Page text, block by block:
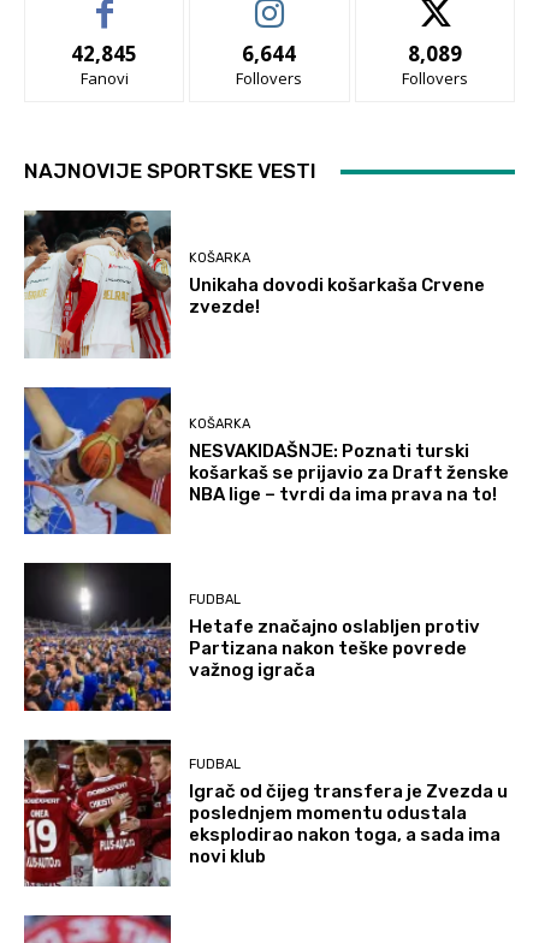
42,845
Fanovi
6,644
Follovers
8,089
Follovers
NAJNOVIJE SPORTSKE VESTI
KOŠARKA
Unikaha dovodi košarkaša Crvene
zvezde!
KOŠARKA
NESVAKIDAŠNJE: Poznati turski
košarkaš se prijavio za Draft ženske
NBA lige – tvrdi da ima prava na to!
FUDBAL
Hetafe značajno oslabljen protiv
Partizana nakon teške povrede
važnog igrača
FUDBAL
Igrač od čijeg transfera je Zvezda u
poslednjem momentu odustala
eksplodirao nakon toga, a sada ima
novi klub